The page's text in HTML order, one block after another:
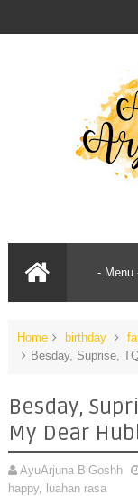
Home birthday
Besday, Suprise,
Besday,
My Dear
AyuArjuna BiGoshh
happy, luahan rasa